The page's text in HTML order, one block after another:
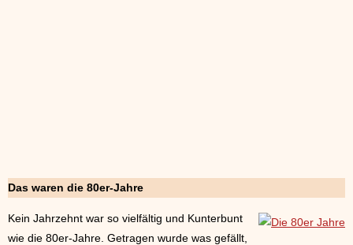
Das waren die 80er-Jahre
Kein Jahrzehnt war so vielfältig und Kunterbunt
wie die 80er-Jahre. Getragen wurde was gefällt,